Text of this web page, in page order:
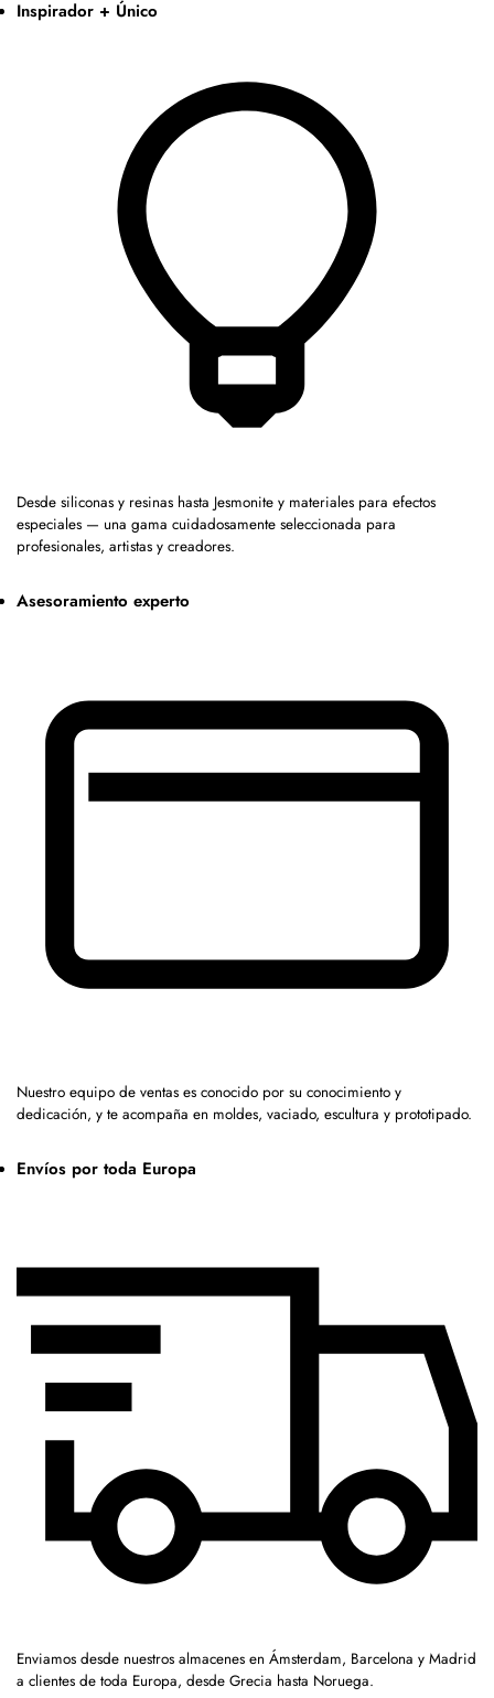
Inspirador + Único
Desde siliconas y resinas hasta Jesmonite y materiales para efectos
especiales — una gama cuidadosamente seleccionada para
profesionales, artistas y creadores.
Asesoramiento experto
Nuestro equipo de ventas es conocido por su conocimiento y
dedicación, y te acompaña en moldes, vaciado, escultura y prototipado.
Envíos por toda Europa
Enviamos desde nuestros almacenes en Ámsterdam, Barcelona y Madrid
a clientes de toda Europa, desde Grecia hasta Noruega.